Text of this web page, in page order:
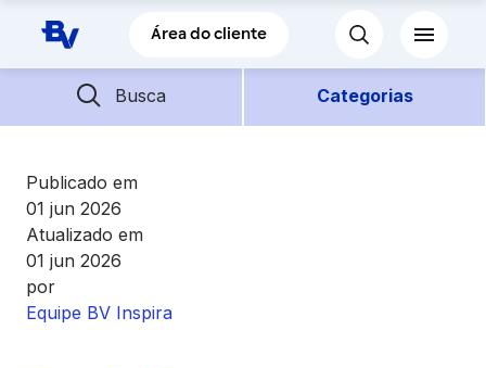
Pular para o Conteúdo principal
Área do cliente
Busca Categorias
Barra de busca
Descubra mais conteúdos
Empréstimos
Financiamentos
Empresas
Publicado em
01 jun 2026
Atualizado em
01 jun 2026
por
Equipe BV Inspira